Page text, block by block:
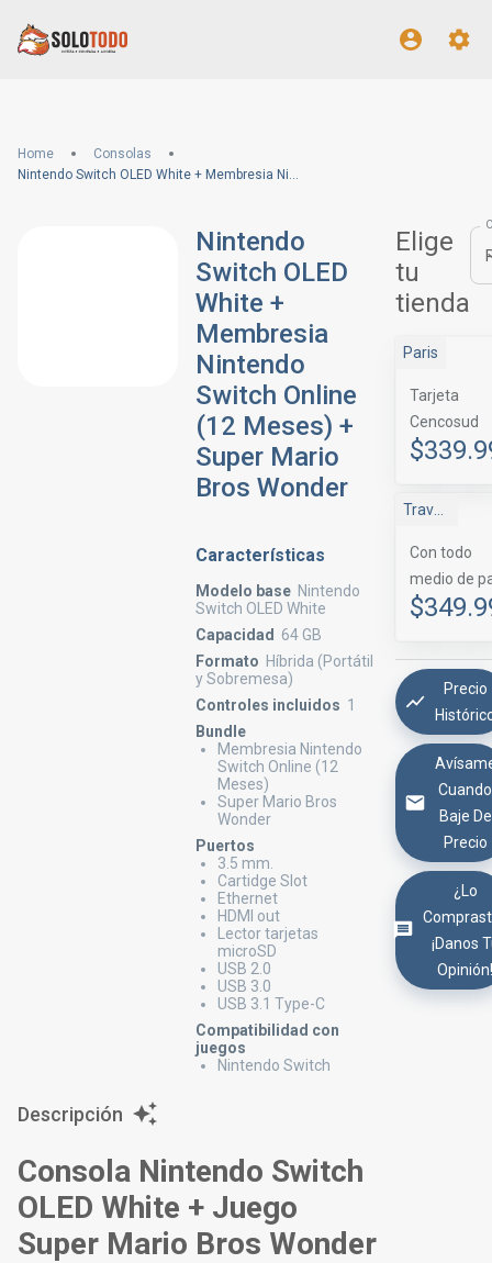
Home
Consolas
Nintendo Switch OLED White + Membresia Nintendo Switch Online (12 Meses) + Super Mario Bros Wonder
Nintendo
Switch OLED
White +
Membresia
Nintendo
Switch Online
(12 Meses) +
Super Mario
Bros Wonder
Características
Modelo base Nintendo
Switch OLED White
Capacidad
64 GB
Formato Híbrida (Portátil
y Sobremesa)
Controles incluidos 1
Bundle
Membresia Nintendo
Switch Online (12
Meses)
Super Mario Bros
Wonder
Puertos
3.5 mm.
Cartidge Slot
Ethernet
HDMI out
Lector tarjetas
microSD
USB 2.0
USB 3.0
USB 3.1 Type-C
Compatibilidad con
juegos
Nintendo Switch
Elige
tu
tienda
Paris
Tarjeta
Cencosud
Con todo
medio de
Precio
Cuando
Baje De
Precio
¿Lo
¡Danos
Descripción
Consola Nintendo Switch
OLED White + Juego
Super Mario Bros Wonder